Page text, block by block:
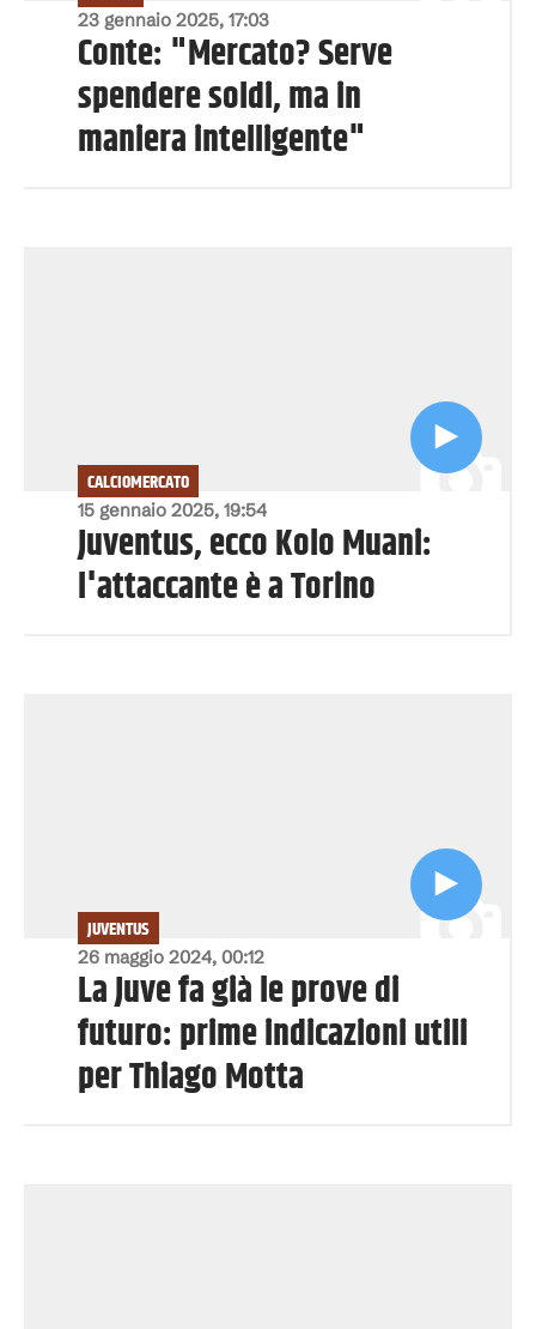
23 gennaio 2025, 17:03
Conte: "Mercato? Serve
spendere soldi, ma in
maniera intelligente"
15 gennaio 2025, 19:54
CALCIOMERCATO
Juventus, ecco Kolo Muani:
l'attaccante è a Torino
26 maggio 2024, 00:12
JUVENTUS
La Juve fa già le prove di
futuro: prime indicazioni utili
per Thiago Motta